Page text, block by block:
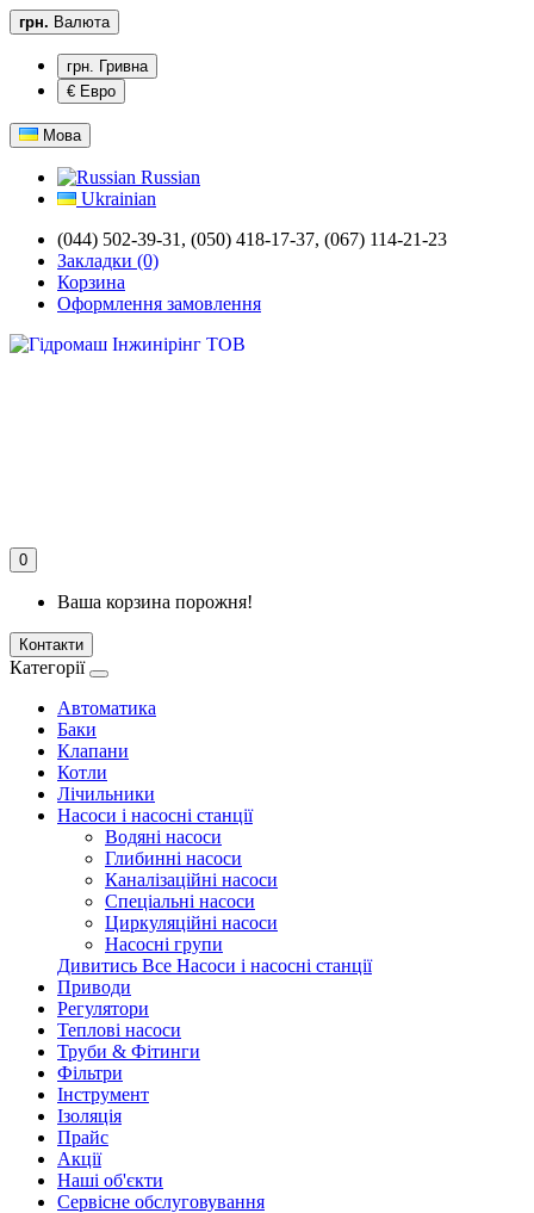
грн. Валюта
грн. Гривна
€ Евро
Мова
Russian
Ukrainian
(044) 502-39-31, (050) 418-17-37, (067) 114-21-23
Закладки (0)
Корзина
Оформлення замовлення
0
Ваша корзина порожня!
Контакти
Категорії
Автоматика
Баки
Клапани
Котли
Лічильники
Насоси і насосні станції
Водяні насоси
Глибинні насоси
Каналізаційні насоси
Спеціальні насоси
Циркуляційні насоси
Насосні групи
Дивитись Все Насоси і насосні станції
Приводи
Регулятори
Теплові насоси
Труби & Фітинги
Фільтри
Інструмент
Ізоляція
Прайс
Акції
Наші об'єкти
Сервісне обслуговування